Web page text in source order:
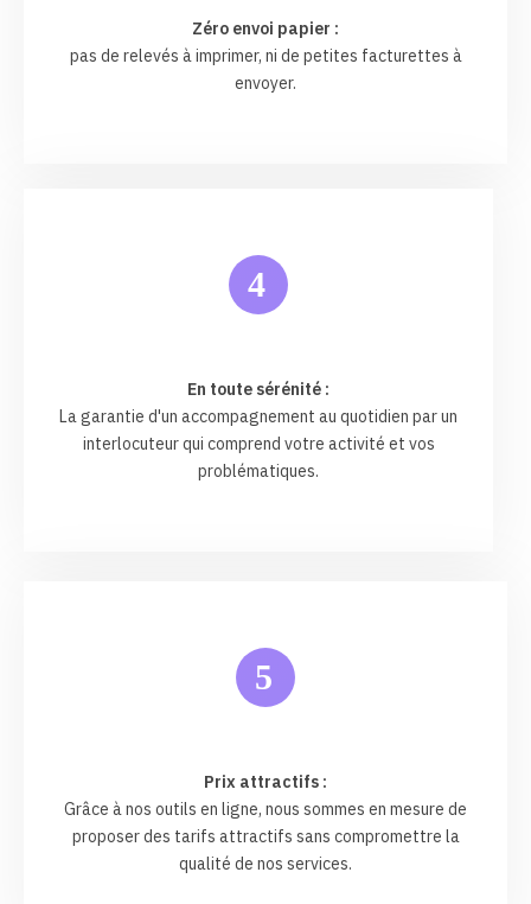
Zéro envoi papier :
pas de relevés à imprimer, ni de petites facturettes à
envoyer.
4
En toute sérénité :
La garantie d'un accompagnement au quotidien par un
interlocuteur qui comprend votre activité et vos
problématiques.
5
Prix attractifs :
Grâce à nos outils en ligne, nous sommes en mesure de
proposer des tarifs attractifs sans compromettre la
qualité de nos services.